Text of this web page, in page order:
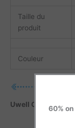
Taille du
produit
Couleur
Uwell Crown M
60%